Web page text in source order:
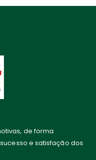
de forma
e satisfação dos